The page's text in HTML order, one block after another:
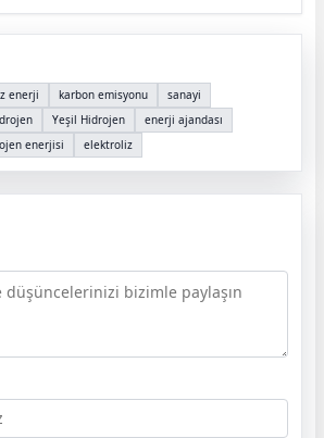
enerji karbon emisyonu
sanayi
Yeşil Hidrojen
enerji ajandası
enerjisi elektroliz